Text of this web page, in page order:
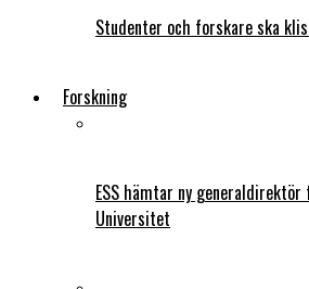
Studenter och forskare ska
Forskning
ESS hämtar ny
Universitet